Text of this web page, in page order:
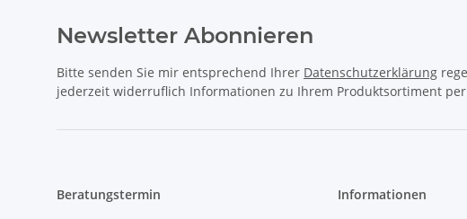
Newsletter Abonnieren
Bitte senden Sie mir entsprechend Ihrer Datenschutzerklärung
jederzeit widerruflich Informationen zu Ihrem Produktsortiment per
Beratungstermin Informationen